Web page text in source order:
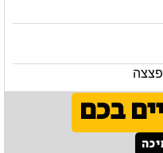
פצצה
בכם